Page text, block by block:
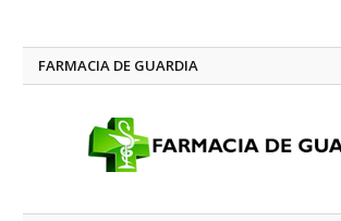
FARMACIA DE GUARDIA